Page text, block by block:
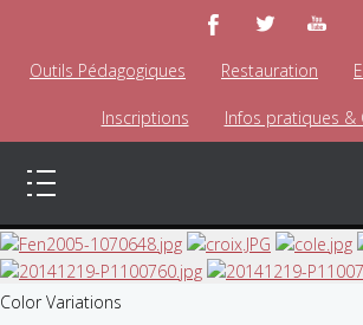
Outils Pédagogiques Restauration
Inscriptions Infos pratiques &
Color Variations